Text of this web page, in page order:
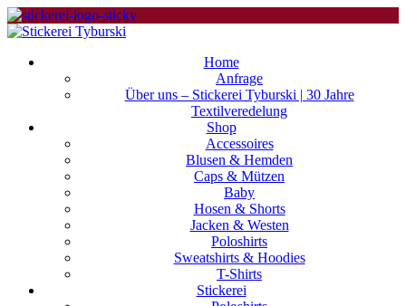
Home
Anfrage
Über uns – Stickerei Tyburski | 30 Jahre
Textilveredelung
Shop
Accessoires
Blusen & Hemden
Caps & Mützen
Baby
Hosen & Shorts
Jacken & Westen
Poloshirts
Sweatshirts & Hoodies
T-Shirts
Stickerei